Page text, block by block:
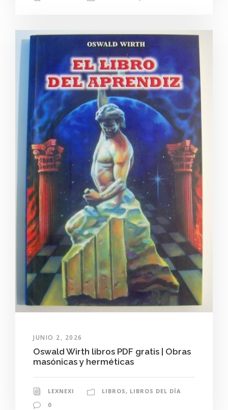
JUNIO 2, 2026
Oswald Wirth libros PDF gratis | Obras
masónicas y herméticas
LEXNEXI LIBROS , LIBROS DEL DÍA
0